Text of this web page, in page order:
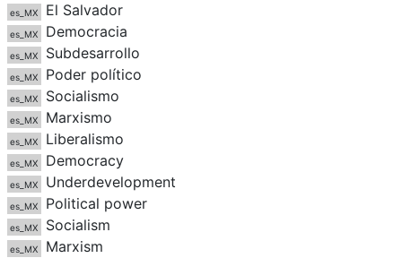
es_MX El Salvador
es_MX Democracia
es_MX Subdesarrollo
es_MX Poder político
es_MX Socialismo
es_MX Marxismo
es_MX Liberalismo
es_MX Democracy
es_MX Underdevelopment
es_MX Political power
es_MX Socialism
es_MX Marxism